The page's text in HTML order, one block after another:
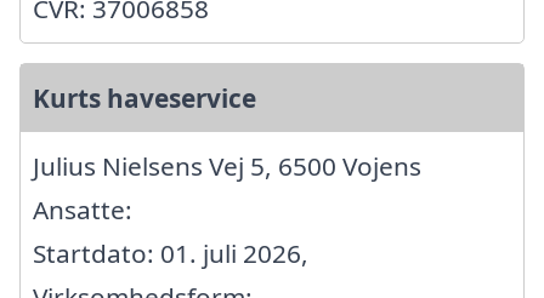
CVR: 37006858
Kurts haveservice
Julius Nielsens Vej 5, 6500 Vojens
Ansatte:
Startdato: 01. juli 2026,